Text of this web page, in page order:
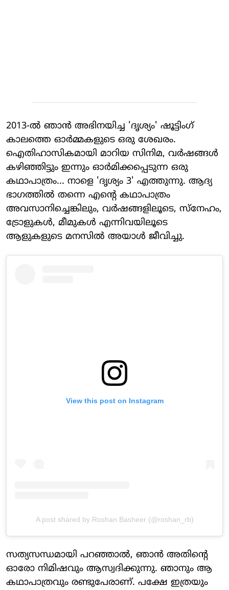
2013-ല്‍ ഞാന്‍ അഭിനയിച്ച 'ദൃശ്യം' ഷൂട്ടിംഗ്
കാലത്തെ ഓര്‍മ്മകളുടെ ഒരു ശേഖരം.
ഐതിഹാസികമായി മാറിയ സിനിമ, വര്‍ഷങ്ങള്‍
കഴിഞ്ഞിട്ടും ഇന്നും ഓര്‍മിക്കപ്പെടുന്ന ഒരു
കഥാപാത്രം... നാളെ 'ദൃശ്യം 3' എത്തുന്നു. ആദ്യ
ഭാഗത്തില്‍ തന്നെ എന്റെ കഥാപാത്രം
അവസാനിച്ചെങ്കിലും, വര്‍ഷങ്ങളിലൂടെ, സ്‌നേഹം,
ട്രോളുകള്‍, മീമുകള്‍ എന്നിവയിലൂടെ
ആളുകളുടെ മനസില്‍ അയാള്‍ ജീവിച്ചു.
View this post on Instagram
A post shared by Roshan Basheer (@roshan_rb)
സത്യസന്ധമായി പറഞ്ഞാല്‍, ഞാന്‍ അതിന്റെ
ഓരോ നിമിഷവും ആസ്വദിക്കുന്നു. ഞാനും ആ
കഥാപാത്രവും രണ്ടുപേരാണ്. പക്ഷേ ഇത്രയും